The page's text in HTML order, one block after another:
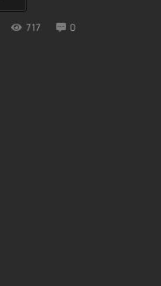
героиней
717 0